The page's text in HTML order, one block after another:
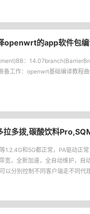
的app软件包编
：
工作：openwrt基础编译教程
多拨,碳酸饮料
1.2.4G和5G都正常，PA驱动正
宽，全新加速，全自动维护，自
以分别控制不同客户端走不同代